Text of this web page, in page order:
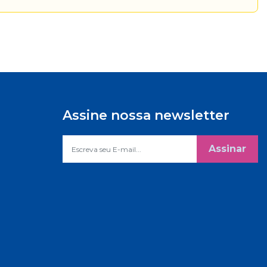
Assine nossa newsletter
Assinar